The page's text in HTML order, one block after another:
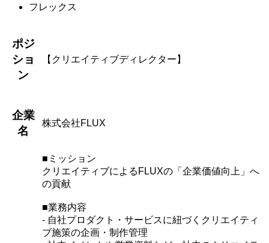
フレックス
ポジ
ショ
ン
【クリエイティブディレクター】
企業
名
株式会社FLUX
■ミッション
クリエイティブによるFLUXの「企業価値向上」へ
の貢献
■業務内容
- 自社プロダクト・サービスに紐づくクリエイティ
ブ施策の企画・制作管理